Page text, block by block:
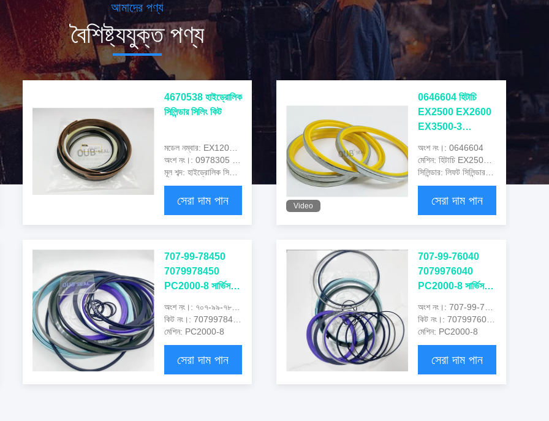
আমাদের পণ্য
বৈশিষ্ট্যযুক্ত পণ্য
4670538 হাইড্রোলিক
সিলিন্ডার সিলিং কিট
মডেল নম্বার: EX1200-6E
মূল শব্দ: হাইড্রোলিক সিলিন্ডার সিল কিট, হাইড্রোলিক মেরামত সীল কিট
সেরা দাম পান Video
0646604 হিটাচি
EX2500 EX2600
EX3500-3
5 হাইড্রোলিক লিফট
সিলিন্ডারের জন্য ডাস্ট
ওয়াইপার সিলিং কিট
অংশ নং।: 0646604
সেরা দাম পান
707-99-78450
7079978450
PC2000-8 সার্ভিস
কিট
অংশ নং।: ৭০৭-৯৯-৭৮৪৫০
কিট নং।: 7079978450
মেশিন: PC2000-8
সেরা দাম পান
707-99-76040
7079976040
PC2000-8 সার্ভিস
কিট
মেশিন: PC2000-8
সেরা দাম পান